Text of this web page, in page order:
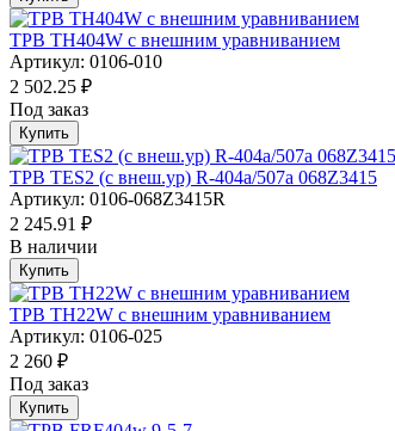
ТРВ TH404W с внешним уравниванием
Артикул: 0106-010
2 502.25 ₽
Под заказ
Купить
ТРВ TES2 (с внеш.ур) R-404a/507а 068Z3415
Артикул: 0106-068Z3415R
2 245.91 ₽
В наличии
Купить
ТРВ TH22W с внешним уравниванием
Артикул: 0106-025
2 260 ₽
Под заказ
Купить